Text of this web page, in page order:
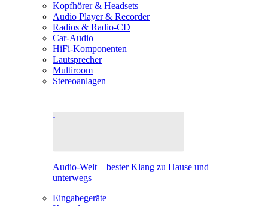
Kopfhörer & Headsets
Audio Player & Recorder
Radios & Radio-CD
Car-Audio
HiFi-Komponenten
Lautsprecher
Multiroom
Stereoanlagen
Audio-Welt – bester Klang zu Hause und
unterwegs
Eingabegeräte